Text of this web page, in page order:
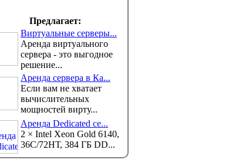
Предлагает:
Виртуальные серверы...
Аренда виртуального
сервера - это выгодное
решение...
Аренда сервера в Ка...
Если вам не хватает
вычислительных
мощностей вирту...
Аренда Dedicated се...
2 × Intel Xeon Gold 6140,
36С/72НТ, 384 ГБ DD...